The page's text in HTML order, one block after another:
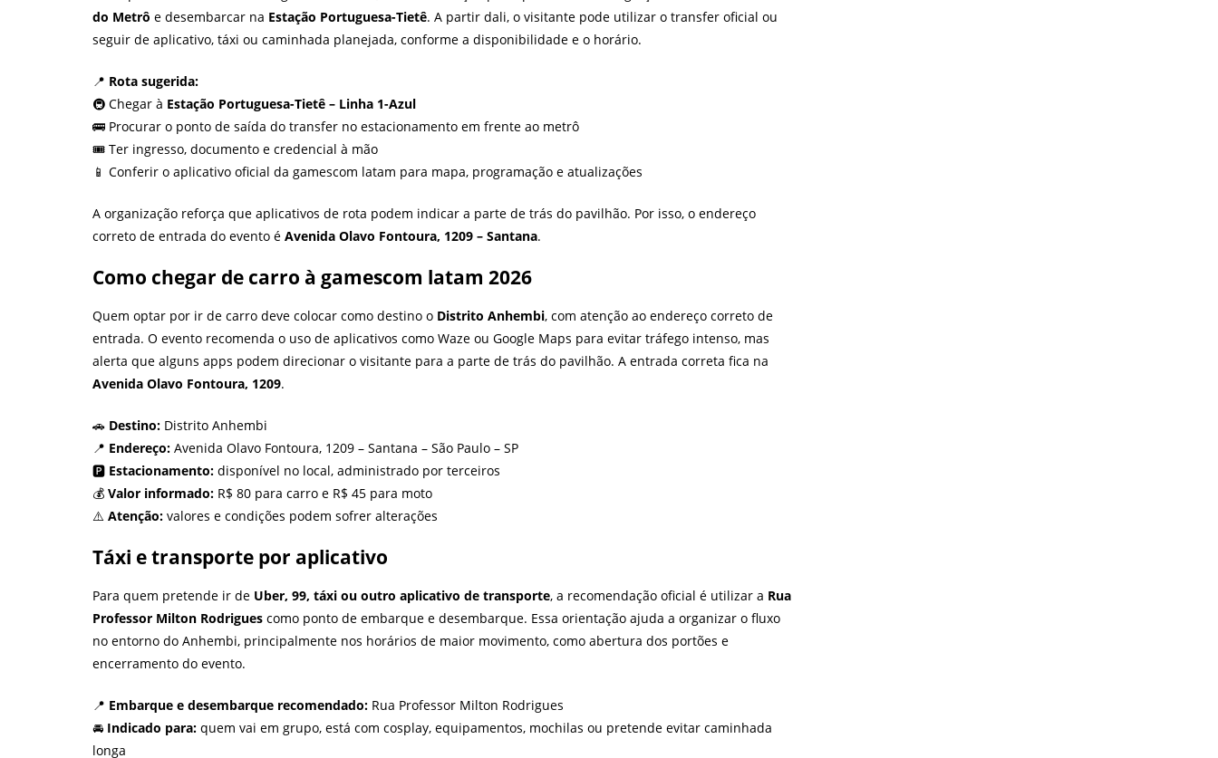
do Metrô e desembarcar na Estação Portuguesa-Tietê. A partir dali, o visitante pode utilizar o transfer oficial ou
seguir de aplicativo, táxi ou caminhada planejada, conforme a disponibilidade e o horário.
📍 Rota sugerida:
🚇 Chegar à Estação Portuguesa-Tietê – Linha 1-Azul
🚌 Procurar o ponto de saída do transfer no estacionamento em frente ao metrô
🎟️ Ter ingresso, documento e credencial à mão
📱 Conferir o aplicativo oficial da gamescom latam para mapa, programação e atualizações
A organização reforça que aplicativos de rota podem indicar a parte de trás do pavilhão. Por isso, o endereço
correto de entrada do evento é Avenida Olavo Fontoura, 1209 – Santana.
Como chegar de carro à gamescom latam 2026
Quem optar por ir de carro deve colocar como destino o Distrito Anhembi, com atenção ao endereço correto de
entrada. O evento recomenda o uso de aplicativos como Waze ou Google Maps para evitar tráfego intenso, mas
alerta que alguns apps podem direcionar o visitante para a parte de trás do pavilhão. A entrada correta fica na
Avenida Olavo Fontoura, 1209.
🚗 Destino: Distrito Anhembi
📍 Endereço: Avenida Olavo Fontoura, 1209 – Santana – São Paulo – SP
🅿️ Estacionamento: disponível no local, administrado por terceiros
💰 Valor informado: R$ 80 para carro e R$ 45 para moto
⚠️ Atenção: valores e condições podem sofrer alterações
Táxi e transporte por aplicativo
Para quem pretende ir de Uber, 99, táxi ou outro aplicativo de transporte, a recomendação oficial é utilizar a Rua
Professor Milton Rodrigues como ponto de embarque e desembarque. Essa orientação ajuda a organizar o fluxo
no entorno do Anhembi, principalmente nos horários de maior movimento, como abertura dos portões e
encerramento do evento.
📍 Embarque e desembarque recomendado: Rua Professor Milton Rodrigues
🚘 Indicado para: quem vai em grupo, está com cosplay, equipamentos, mochilas ou pretende evitar caminhada
longa